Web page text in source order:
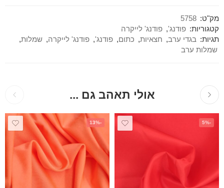
מק"ט: 5758
קטגוריות: פודנג', פודנג' לייקרה
תגיות: בגדי ערב, חצאיות, כתום, פודנג', פודנג' לייקרה, שמלות,
שמלות ערב
אולי תאהב גם ...
-5%
-13%